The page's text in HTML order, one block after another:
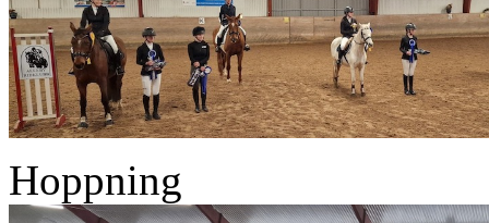
Hoppning